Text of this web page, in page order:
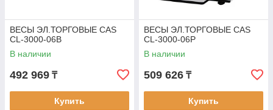
ВЕСЫ ЭЛ.ТОРГОВЫЕ CAS
CL-3000-06B
В наличии
492 969 ₸
Купить
ВЕСЫ ЭЛ.ТОРГОВЫЕ CAS
CL-3000-06P
В наличии
509 626 ₸
Купить